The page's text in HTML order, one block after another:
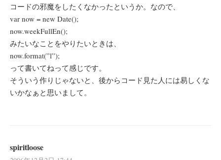
コードの邪魔をしたくなかったというか。なので、
var now = new Date();
now.weekFullEn();
みたいなことをやりたいときは、
now.format(”l”);
って書いてねって感じです。
そういう作りじゃないと、後からコード見た人には易しくな
いかなぁと思いまして。
spiritloose